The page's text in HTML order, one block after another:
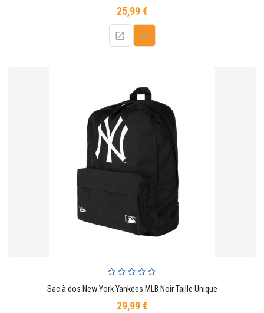
25,99 €Prix
Sac à dos New York Yankees MLB Noir Taille Unique
29,99 €Prix